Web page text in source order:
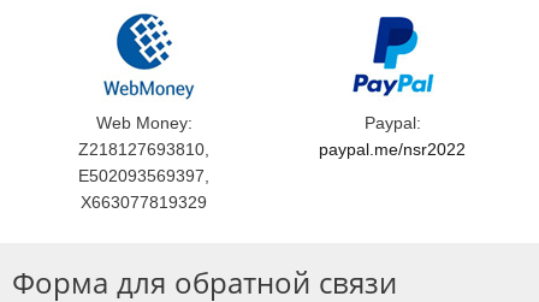
Web Money:
Z218127693810,
E502093569397,
X663077819329
Paypal:
paypal.me/nsr2022
Форма для обратной связи